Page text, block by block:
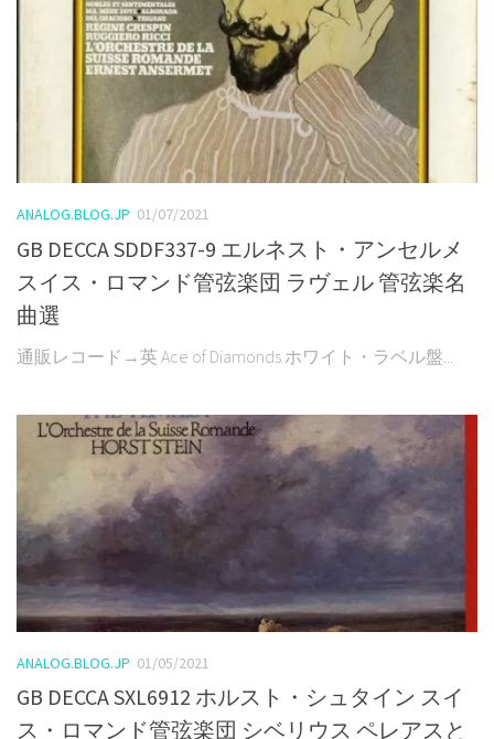
ANALOG.BLOG.JP 01/07/2021
GB DECCA SDDF337-9 エルネスト・アンセルメ
スイス・ロマンド管弦楽団 ラヴェル 管弦楽名
曲選
通販レコード→英 Ace of Diamonds ホワイト・ラベル盤...
ANALOG.BLOG.JP 01/05/2021
GB DECCA SXL6912 ホルスト・シュタイン スイ
ス・ロマンド管弦楽団 シベリウス ペレアスと